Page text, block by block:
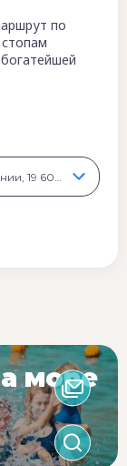
по
2 дня Взрослый при 2-местном размещении, 19 600 ₽
море